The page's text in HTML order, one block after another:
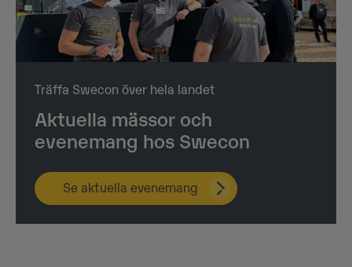
Träffa Swecon över hela landet
Aktuella mässor och
evenemang hos Swecon
Se aktuella evenemang